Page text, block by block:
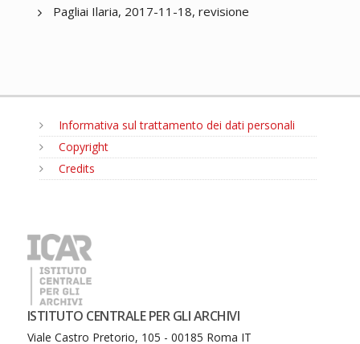
Pagliai Ilaria, 2017-11-18, revisione
Informativa sul trattamento dei dati personali
Copyright
Credits
ISTITUTO CENTRALE PER GLI ARCHIVI
Viale Castro Pretorio, 105 - 00185 Roma IT